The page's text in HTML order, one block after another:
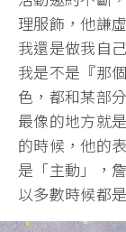
理服飾，他謙
我還是做我自
我是不是『那
色，都和某部
最像的地方就
的時候，他的
是「主動」，
以多數時候都